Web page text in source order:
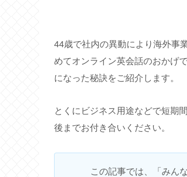
44歳で社内の異動により海外事
めてオンライン英会話のおかげ
になった秘訣をご紹介します。
とくにビジネス用途などで短期
後までお付き合いください。
この記事では、「みん